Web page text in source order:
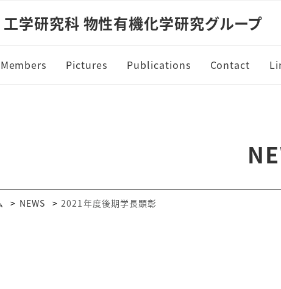
工学研究科 物性有機化学研究グループ
Members Pictures Publications
Patents
Contact
NEWS 2021年度後期学長顕彰